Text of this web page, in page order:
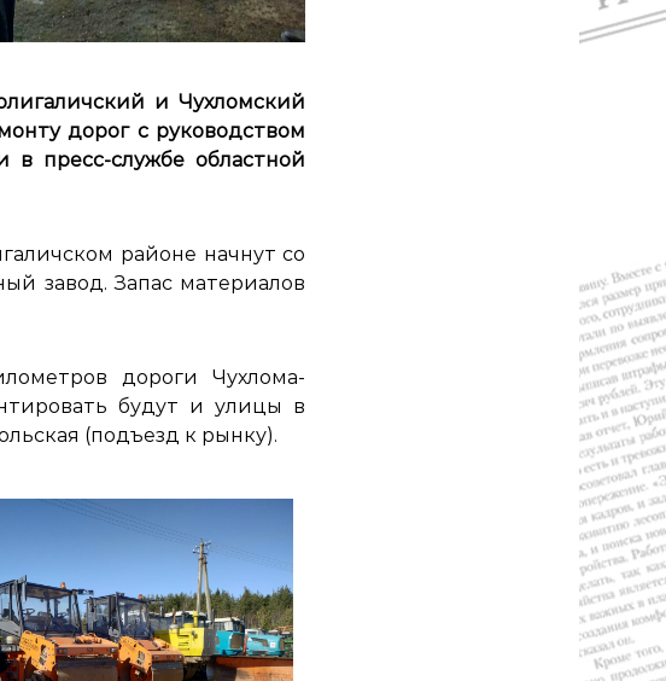
и Чухломский
дорог с руководством
в пресс-службе областной
районе начнут со
завод. Запас материалов
дороги Чухлома-
будут и улицы в
(подъезд к рынку).